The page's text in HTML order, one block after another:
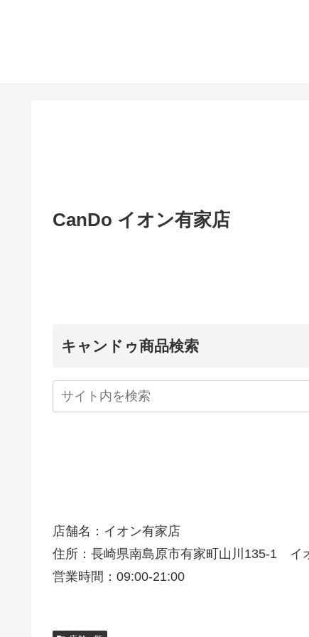
CanDo イオン有家店
キャンドゥ商品検索
店舗名：イオン有家店
住所：長崎県南島原市有家町山川135-1 イ
営業時間：09:00-21:00